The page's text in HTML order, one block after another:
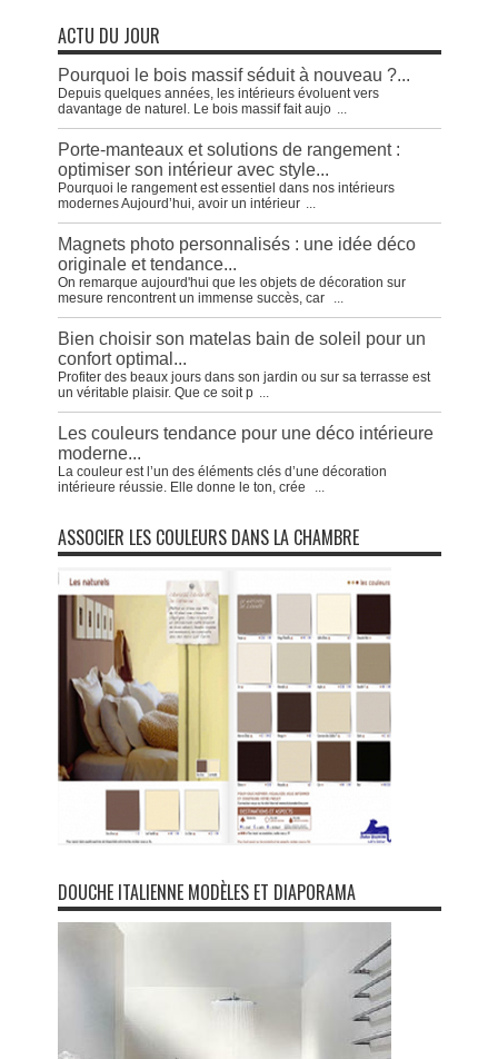
ACTU DU JOUR
Pourquoi le bois massif séduit à nouveau ?...
Depuis quelques années, les intérieurs évoluent vers
davantage de naturel. Le bois massif fait aujo ...
Porte-manteaux et solutions de rangement :
optimiser son intérieur avec style...
Pourquoi le rangement est essentiel dans nos intérieurs
modernes Aujourd’hui, avoir un intérieur ...
Magnets photo personnalisés : une idée déco
originale et tendance...
On remarque aujourd'hui que les objets de décoration sur
mesure rencontrent un immense succès, car
...
Bien choisir son matelas bain de soleil pour un
confort optimal...
Profiter des beaux jours dans son jardin ou sur sa terrasse est
un véritable plaisir. Que ce soit p ...
Les couleurs tendance pour une déco intérieure
moderne...
La couleur est l’un des éléments clés d’une décoration
intérieure réussie. Elle donne le ton, crée
...
ASSOCIER LES COULEURS DANS LA CHAMBRE
DOUCHE ITALIENNE MODÈLES ET DIAPORAMA